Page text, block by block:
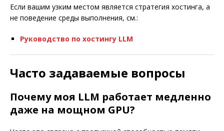
Если вашим узким местом является стратегия хостинга, а
не поведение среды выполнения, см.:
Руководство по хостингу LLM
Часто задаваемые вопросы
Почему моя LLM работает медленно
даже на мощном GPU?